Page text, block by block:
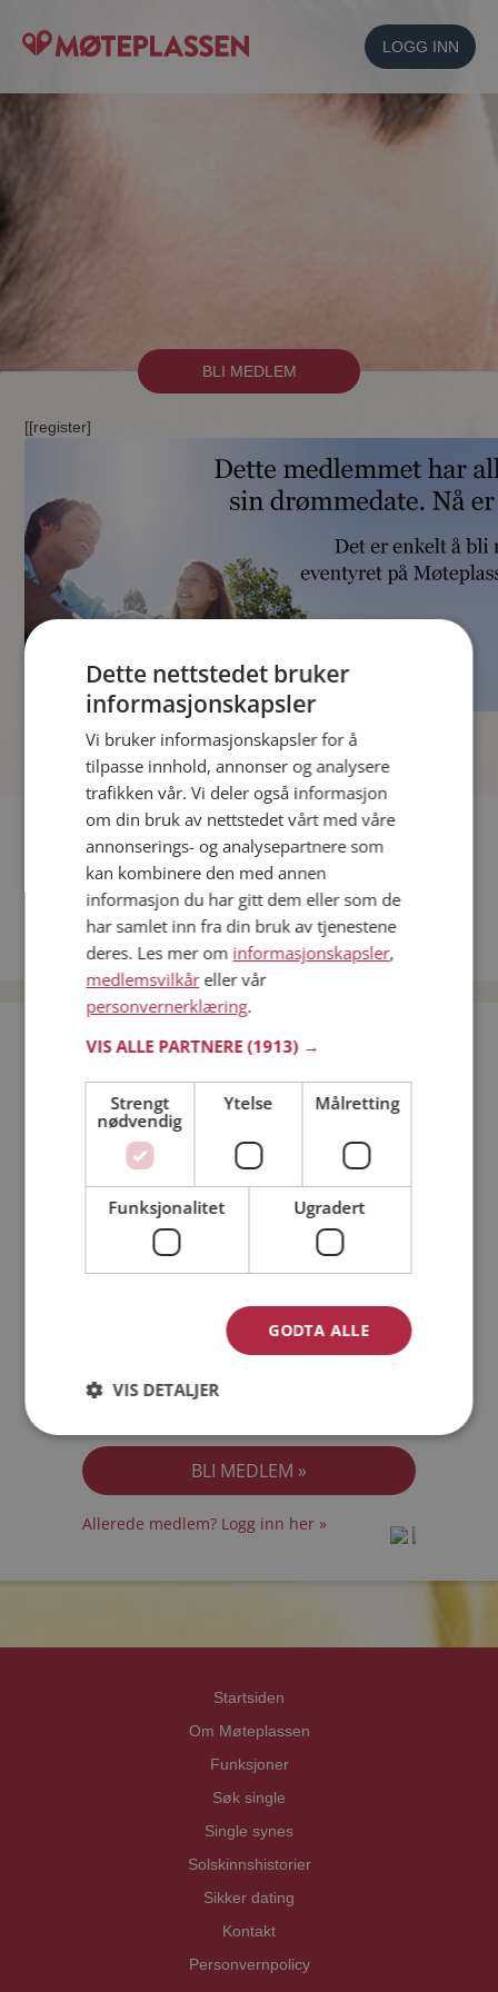
LOGG INN
BLI MEDLEM
[[register]
Fler single
Date menn i Norge
Date kvinner i Norge
Bli medlem gratis!
Jeg er en: Mann Kvinne
Min alder:
Jeg akseptererMedlemsvilkårene
Allerede medlem? Logg inn her »
Startsiden
Om Møteplassen
Funksjoner
Søk single
Single synes
Solskinnshistorier
Sikker dating
Kontakt
Personvernpolicy
Dette nettstedet bruker
informasjonskapsler
Vi bruker informasjonskapsler for å
tilpasse innhold, annonser og analysere
trafikken vår. Vi deler også informasjon
om din bruk av nettstedet vårt med våre
annonserings- og analysepartnere som
kan kombinere den med annen
informasjon du har gitt dem eller som de
har samlet inn fra din bruk av tjenestene
deres. Les mer om informasjonskapsler,
medlemsvilkåreller vår
personvernerklæring.
VIS ALLE PARTNERE(1913) →
Strengt
nødvendig
Ytelse Målretting
Funksjonalitet Ugradert
GODTA ALLE
VIS DETALJER